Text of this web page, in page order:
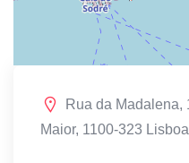
Rua da Madalena,
Maior, 1100-323